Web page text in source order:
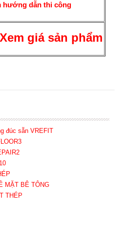
hướng dẫn thi công
giá sản phẩm
đúc sẵn VREFIT
MẶT BÊ TÔNG
THÉP